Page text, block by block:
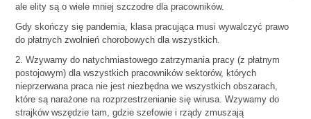
ale elity są o wiele mniej szczodre dla pracowników.
Gdy skończy się pandemia, klasa pracująca musi wywalczyć prawo
do płatnych zwolnień chorobowych dla wszystkich.
2. Wzywamy do natychmiastowego zatrzymania pracy (z płatnym
postojowym) dla wszystkich pracowników sektorów, których
nieprzerwana praca nie jest niezbędna we wszystkich obszarach,
które są narażone na rozprzestrzenianie się wirusa. Wzywamy do
strajków wszędzie tam, gdzie szefowie i rządy zmuszają